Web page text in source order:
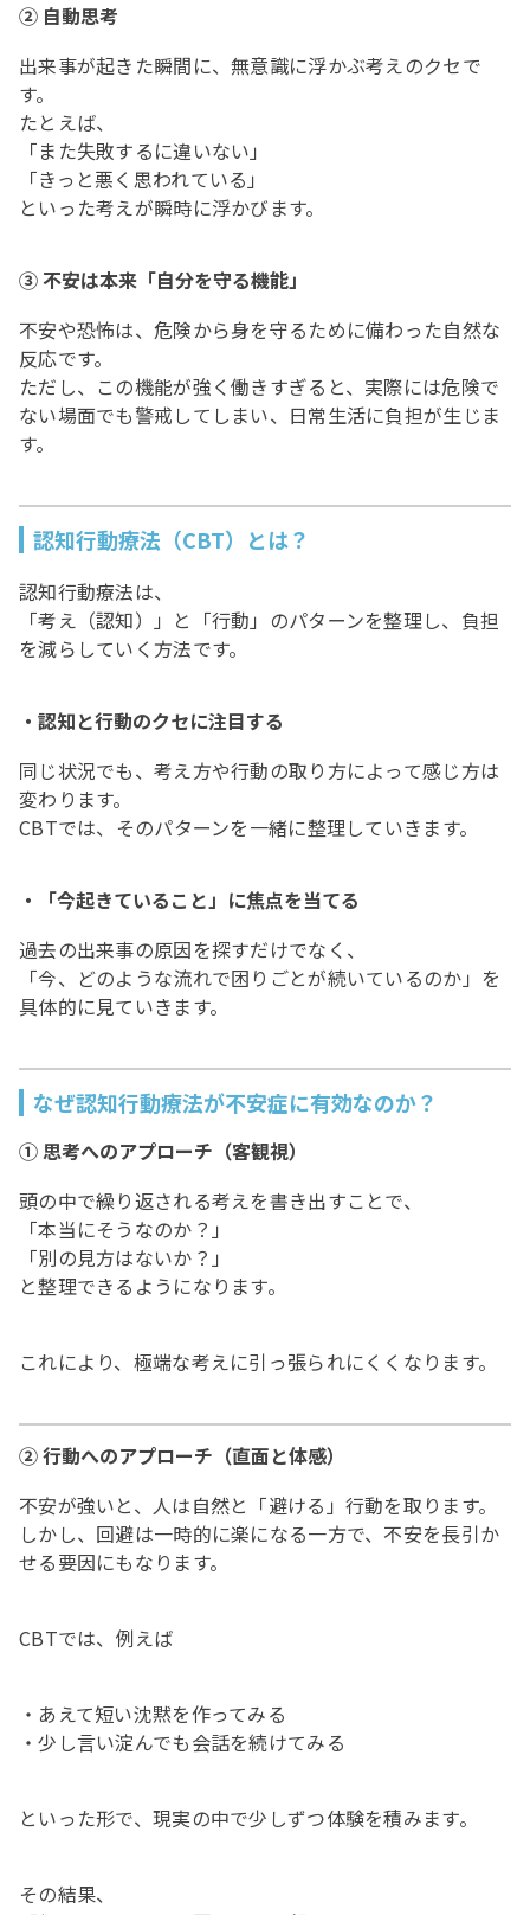
② 自動思考
出来事が起きた瞬間に、無意識に浮かぶ考えのクセで
す。
たとえば、
「また失敗するに違いない」
「きっと悪く思われている」
といった考えが瞬時に浮かびます。
③ 不安は本来「自分を守る機能」
不安や恐怖は、危険から身を守るために備わった自然な
反応です。
ただし、この機能が強く働きすぎると、実際には危険で
ない場面でも警戒してしまい、日常生活に負担が生じま
す。
認知行動療法（CBT）とは？
認知行動療法は、
「考え（認知）」と「行動」のパターンを整理し、負担
を減らしていく方法です。
・認知と行動のクセに注目する
同じ状況でも、考え方や行動の取り方によって感じ方は
変わります。
CBTでは、そのパターンを一緒に整理していきます。
・「今起きていること」に焦点を当てる
過去の出来事の原因を探すだけでなく、
「今、どのような流れで困りごとが続いているのか」を
具体的に見ていきます。
なぜ認知行動療法が不安症に有効なのか？
① 思考へのアプローチ（客観視）
頭の中で繰り返される考えを書き出すことで、
「本当にそうなのか？」
「別の見方はないか？」
と整理できるようになります。
これにより、極端な考えに引っ張られにくくなります。
② 行動へのアプローチ（直面と体感）
不安が強いと、人は自然と「避ける」行動を取ります。
しかし、回避は一時的に楽になる一方で、不安を長引か
せる要因にもなります。
CBTでは、例えば
・あえて短い沈黙を作ってみる
・少し言い淀んでも会話を続けてみる
といった形で、現実の中で少しずつ体験を積みます。
その結果、